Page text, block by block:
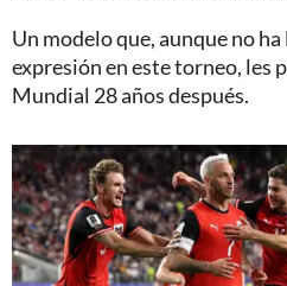
Un modelo que, aunque no
expresión en este torneo, les
Mundial 28 años después.